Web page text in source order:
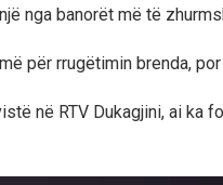
nga banorët më të
për rrugëtimin brenda,
në RTV Dukagjini, ai ka